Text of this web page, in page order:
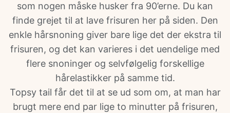
som nogen måske husker fra 90’erne. Du kan
finde grejet til at lave frisuren her på siden. Den
enkle hårsnoning giver bare lige det der ekstra til
frisuren, og det kan varieres i det uendelige med
flere snoninger og selvfølgelig forskellige
hårelastikker på samme tid.
Topsy tail får det til at se ud som om, at man har
brugt mere end par lige to minutter på frisuren,